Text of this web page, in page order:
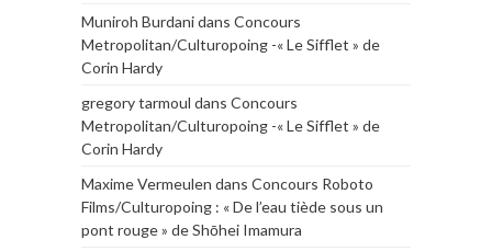
Muniroh Burdanidans Concours
Metropolitan/Culturopoing -« Le Sifflet » de
Corin Hardy
gregory tarmoul dans Concours
Metropolitan/Culturopoing -« Le Sifflet » de
Corin Hardy
Maxime Vermeulen dans Concours Roboto
Films/Culturopoing : « De l’eau tiède sous un
pont rouge » de Shōhei Imamura